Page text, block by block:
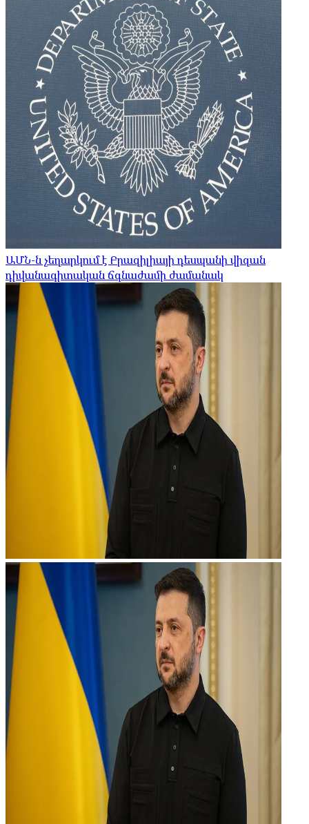
ԱՄՆ-ն չեղարկում է Բրազիլիայի դեսպանի վիզան
դիվանագիտական ​​ճգնաժամի ժամանակ